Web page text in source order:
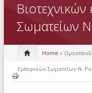
Σωματείων
Home »
Εμπορικών Σωματείων Ν.